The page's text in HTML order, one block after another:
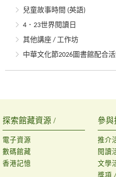
兒童故事時間 (英語)
4．23世界閱讀日
其他講座 / 工作坊
中華文化節2026圖書館配合
探索館藏資源 /
電子資源
數碼館藏
香港記憶
參與
推介
閱讀
文學